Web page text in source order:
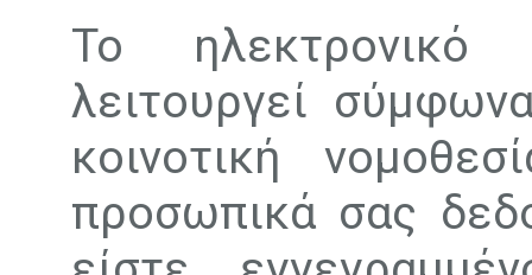
Το
λειτουργεί
κοινοτική
προσωπικά σας